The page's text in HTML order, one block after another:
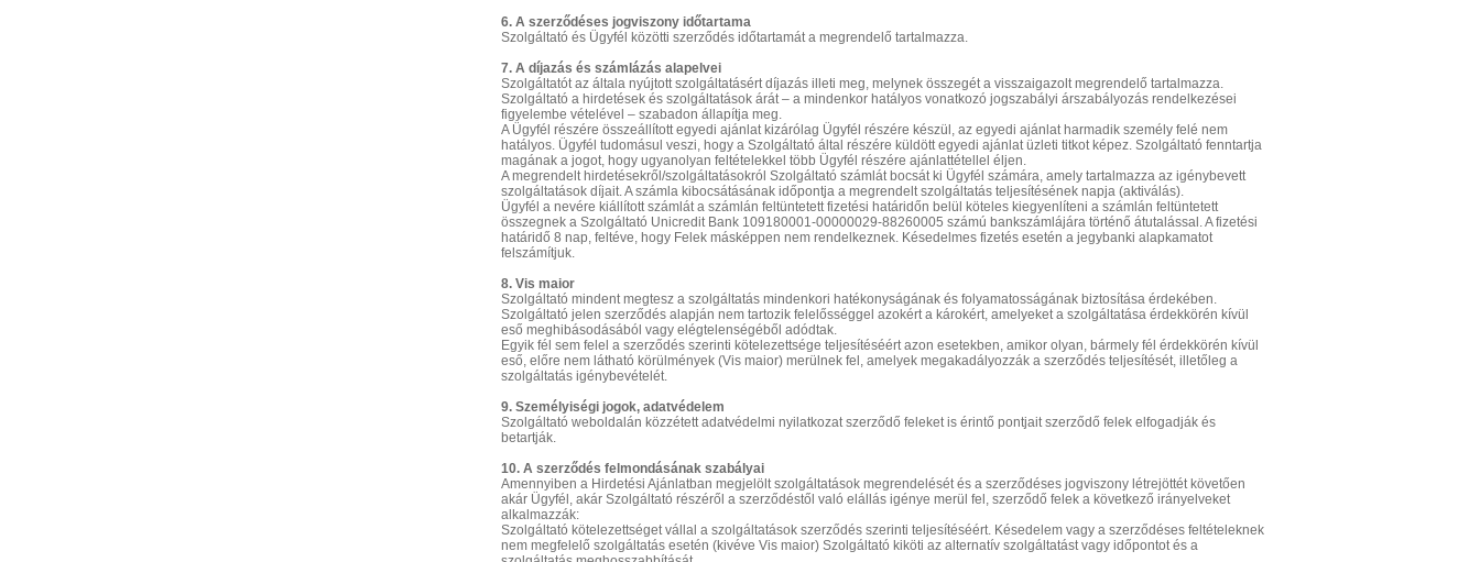
6. A szerződéses jogviszony időtartama
Szolgáltató és Ügyfél közötti szerződés időtartamát a megrendelő tartalmazza.
7. A díjazás és számlázás alapelvei
Szolgáltatót az általa nyújtott szolgáltatásért díjazás illeti meg, melynek összegét a visszaigazolt megrendelő tartalmazza.
Szolgáltató a hirdetések és szolgáltatások árát – a mindenkor hatályos vonatkozó jogszabályi árszabályozás rendelkezései
figyelembe vételével – szabadon állapítja meg.
A Ügyfél részére összeállított egyedi ajánlat kizárólag Ügyfél részére készül, az egyedi ajánlat harmadik személy felé nem
hatályos. Ügyfél tudomásul veszi, hogy a Szolgáltató által részére küldött egyedi ajánlat üzleti titkot képez. Szolgáltató fenntartja
magának a jogot, hogy ugyanolyan feltételekkel több Ügyfél részére ajánlattétellel éljen.
A megrendelt hirdetésekről/szolgáltatásokról Szolgáltató számlát bocsát ki Ügyfél számára, amely tartalmazza az igénybevett
szolgáltatások díjait. A számla kibocsátásának időpontja a megrendelt szolgáltatás teljesítésének napja (aktiválás).
Ügyfél a nevére kiállított számlát a számlán feltüntetett fizetési határidőn belül köteles kiegyenlíteni a számlán feltüntetett
összegnek a Szolgáltató Unicredit Bank 109180001-00000029-88260005 számú bankszámlájára történő átutalással. A fizetési
határidő 8 nap, feltéve, hogy Felek másképpen nem rendelkeznek. Késedelmes fizetés esetén a jegybanki alapkamatot
felszámítjuk.
8. Vis maior
Szolgáltató mindent megtesz a szolgáltatás mindenkori hatékonyságának és folyamatosságának biztosítása érdekében.
Szolgáltató jelen szerződés alapján nem tartozik felelősséggel azokért a károkért, amelyeket a szolgáltatása érdekkörén kívül
eső meghibásodásából vagy elégtelenségéből adódtak.
Egyik fél sem felel a szerződés szerinti kötelezettsége teljesítéséért azon esetekben, amikor olyan, bármely fél érdekkörén kívül
eső, előre nem látható körülmények (Vis maior) merülnek fel, amelyek megakadályozzák a szerződés teljesítését, illetőleg a
szolgáltatás igénybevételét.
9. Személyiségi jogok, adatvédelem
Szolgáltató weboldalán közzétett adatvédelmi nyilatkozat szerződő feleket is érintő pontjait szerződő felek elfogadják és
betartják.
10. A szerződés felmondásának szabályai
Amennyiben a Hirdetési Ajánlatban megjelölt szolgáltatások megrendelését és a szerződéses jogviszony létrejöttét követően
akár Ügyfél, akár Szolgáltató részéről a szerződéstől való elállás igénye merül fel, szerződő felek a következő irányelveket
alkalmazzák:
Szolgáltató kötelezettséget vállal a szolgáltatások szerződés szerinti teljesítéséért. Késedelem vagy a szerződéses feltételeknek
nem megfelelő szolgáltatás esetén (kivéve Vis maior) Szolgáltató kiköti az alternatív szolgáltatást vagy időpontot és a